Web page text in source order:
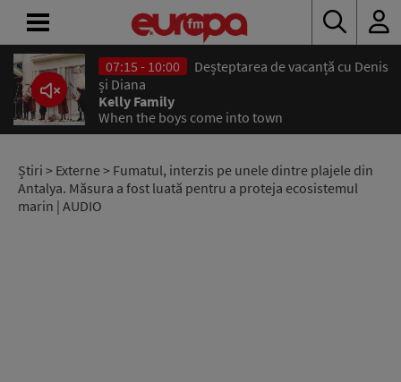
07:15 - 10:00
Deșteptarea de vacanță cu Denis
și Diana
Kelly Family
When the boys come into town
Știri > Externe> Fumatul, interzis pe unele dintre plajele din
Antalya. Măsura a fost luată pentru a proteja ecosistemul
marin | AUDIO
ACASĂ
ȘTIRI
RADIO
CONCURSURI